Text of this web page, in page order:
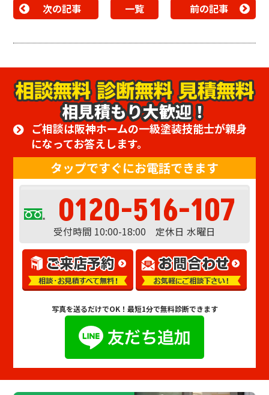
次の記事 一覧 前の記事
相見積もり大歓迎！
ご相談は阪神ホームの一級塗装技能士が親身
になってお答えします。
タップですぐにお電話できます
0120-516-107
受付時間 10:00-18:00 定休日 水曜日
写真を送るだけでOK！ 最短1分で無料診断できます